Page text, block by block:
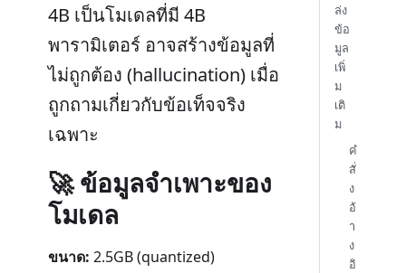
4B เป็นโมเดลที่มี 4B
พารามิเตอร์ อาจสร้างข้อมูลที่
ไม่ถูกต้อง (hallucination) เมื่อ
ถูกถามเกี่ยวกับข้อเท็จจริง
เฉพาะ
🚀 ข้อมูลจำเพาะของ
โมเดล
ขนาด: 2.5GB (quantized)
ล่ง
ข้อ
มูล
เพิ่
ม
เติ
ม
คำ
สั่
ง
อ้
า
ง
อิ